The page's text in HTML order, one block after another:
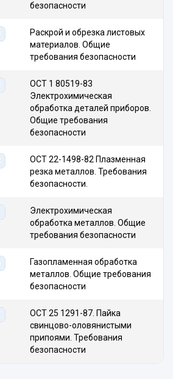
безопасности
Раскрой и обрезка листовых
материалов. Общие
требования безопасности
ОСТ 1 80519-83
Электрохимическая
обработка деталей приборов.
Общие требования
безопасности
ОСТ 22-1498-82 Плазменная
резка металлов. Требования
безопасности.
Электрохимическая
обработка металлов. Общие
требования безопасности
Газопламенная обработка
металлов. Общие требования
безопасности
ОСТ 25 1291-87. Пайка
свинцово-оловянистыми
припоями. Требования
безопасности